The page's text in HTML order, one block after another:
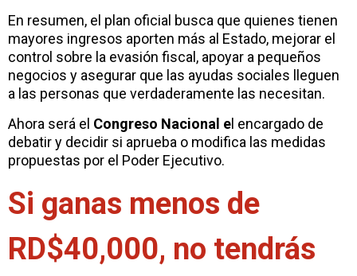
En resumen, el plan oficial busca que quienes tienen
mayores ingresos aporten más al Estado, mejorar el
control sobre la evasión fiscal, apoyar a pequeños
negocios y asegurar que las ayudas sociales lleguen
a las personas que verdaderamente las necesitan.
Ahora será el Congreso Nacional e l encargado de
debatir y decidir si aprueba o modifica las medidas
propuestas por el Poder Ejecutivo.
Si ganas menos de
RD$40,000, no tendrás